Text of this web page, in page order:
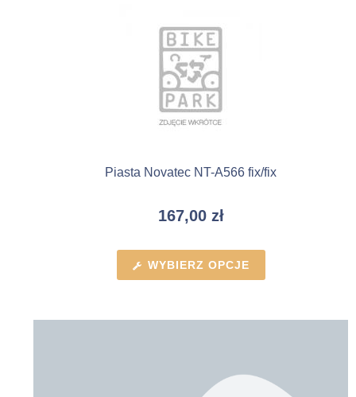
Piasta Novatec NT-A566 fix/fix
167,00 zł
WYBIERZ OPCJE